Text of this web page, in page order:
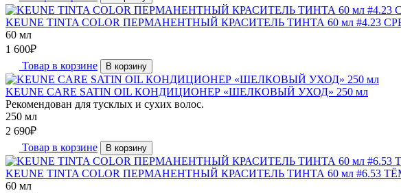
KEUNE TINTA COLOR ПЕРМАНЕНТНЫЙ КРАСИТЕЛЬ ТИНТА 60 мл
60 мл
1 600₽
Товар в корзине
В корзину
KEUNE CARE SATIN OIL КОНДИЦИОНЕР «ШЕЛКОВЫЙ УХОД» 250 мл
Рекомендован для тусклых и сухих волос.
250 мл
2 690₽
Товар в корзине
В корзину
KEUNE TINTA COLOR ПЕРМАНЕНТНЫЙ КРАСИТЕЛЬ ТИНТА 60 мл
60 мл